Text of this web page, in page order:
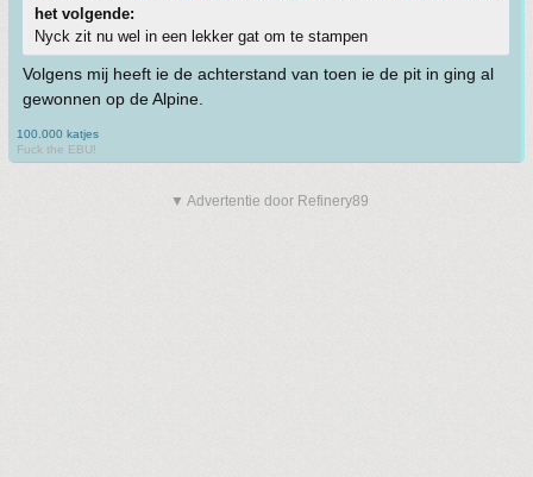
het volgende:
Nyck zit nu wel in een lekker gat om te stampen
Volgens mij heeft ie de achterstand van toen ie de pit in ging al
gewonnen op de Alpine.
100.000 katjes
Fuck the EBU!
▼ Advertentie door Refinery89